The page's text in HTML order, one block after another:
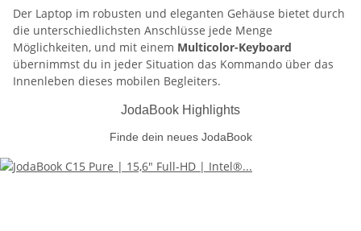
Der Laptop im robusten und eleganten Gehäuse bietet durch
die unterschiedlichsten Anschlüsse jede Menge
Möglichkeiten, und mit einem Multicolor-Keyboard
übernimmst du in jeder Situation das Kommando über das
Innenleben dieses mobilen Begleiters.
JodaBook Highlights
Finde dein neues JodaBook